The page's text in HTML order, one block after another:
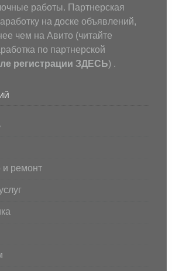
работы. Партнерская
на доске объявлений,
чем на Авито (читайте
по партнерской
регистрации ЗДЕСЬ) .
и ремонт